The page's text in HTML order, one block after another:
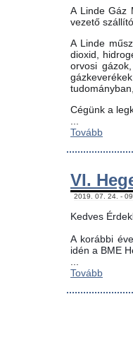
A Linde Gáz
vezető
A Linde
dioxid,
orvosi
Cégünk a
Tovább
VI.
2019. 07. 24. -
Kedves
A korábbi
idén a BME
Tovább